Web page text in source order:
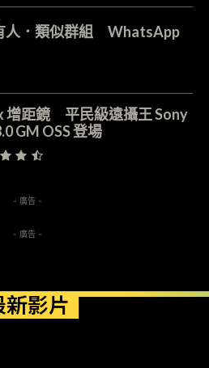
人．類似群組 WhatsApp
增距鏡 平民級遠攝王 Sony
GM OSS 登場
- 廣告 -
- 廣告 -
新影片